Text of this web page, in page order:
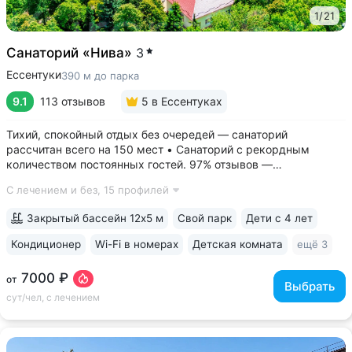
1/21
Санаторий «Нива» 3
Ессентуки390 м до парка
9.1 113 отзывов 5 в Ессентуках
Тихий, спокойный отдых без очередей — санаторий
рассчитан всего на 150 мест • Санаторий с рекордным
количеством постоянных гостей. 97% отзывов —
до Грязелечебницы им. Семашко и бюветов минеральной
С лечением и без, 15 профилей
от 7000 ₽
сут/чел, с лечением
Выбрать
Закрытый бассейн 12х5 м Свой парк Дети с 4 лет
Кондиционер Wi-Fi в номерах Детская комната ещё 3